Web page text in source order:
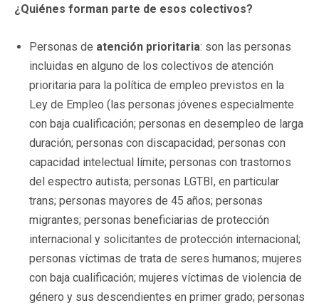
¿Quiénes forman parte de esos colectivos?
Personas de atención prioritaria: son las personas
incluidas en alguno de los colectivos de atención
prioritaria para la política de empleo previstos en la
Ley de Empleo (las personas jóvenes especialmente
con baja cualificación; personas en desempleo de larga
duración; personas con discapacidad; personas con
capacidad intelectual límite; personas con trastornos
del espectro autista; personas LGTBI, en particular
trans; personas mayores de 45 años; personas
migrantes; personas beneficiarias de protección
internacional y solicitantes de protección internacional;
personas víctimas de trata de seres humanos; mujeres
con baja cualificación; mujeres víctimas de violencia de
género y sus descendientes en primer grado; personas